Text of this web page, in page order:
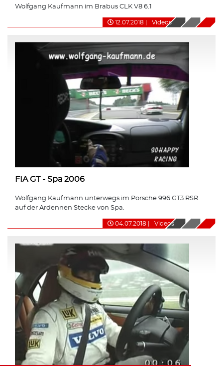
Wolfgang Kaufmann im Brabus CLK V8 6.1
12.07.2018 Videos
FIA GT - Spa 2006
Wolfgang Kaufmann unterwegs im Porsche 996 GT3 RSR
auf der Ardennen Stecke von Spa.
04.07.2018 Videos